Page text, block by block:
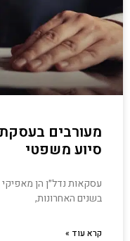
מעורבים
סיוע משפטי
עסקאות נדל״ן הן מאפיקי
בשנים האחרונות,
קרא עוד »